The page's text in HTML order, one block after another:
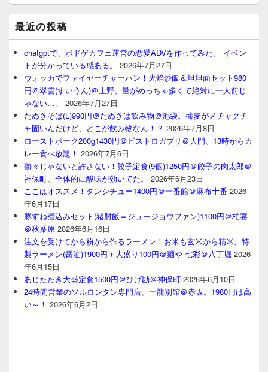
最近の投稿
chatgptで、ボドゲカフェ運営の恋愛ADVを作ってみた。 イベン
トが分かっている感ある。
2026年7月27日
ウォッカでファイヤーチャーハン！火焰炒飯＆坦坦面セット980
円＠翠雲(すいうん)＠上野。量がめっちゃ多くて絶対に一人前じ
ゃない…。
2026年7月27日
たぬきそば(L)990円＠たぬきは飲み物＠池袋。蕎麦がメチャクチ
ャ固いんだけど、どこが飲み物なん！？ 2026年7月8日
ローストポーク200g1430円＠ビストロガブリ＠大門、13時からカ
レー食べ放題！ 2026年7月6日
熱々じゃないと許さない！餃子定食(9個)1250円＠餃子の肉太郎＠
神保町、全体的に酸味が効いてた。
2026年6月23日
ここはオススメ！タンシチュー1400円＠一番館＠麻布十番 2026
年6月17日
豚すね煮込みセット(猪肘飯＝ジュージョウファン)1100円＠柏宴
＠秋葉原 2026年6月16日
注文を受けてから粉から作るラーメン！お米も玄米から精米。特
製ラーメン(醤油)1900円＋大盛り100円＠麺や 七彩＠八丁堀 2026
年6月15日
あじたたき大盛定食1500円＠ひげ勘＠神保町 2026年6月10日
24時間営業のソルロンタン専門店、一龍別館＠赤坂。1980円は高
い～！ 2026年6月2日